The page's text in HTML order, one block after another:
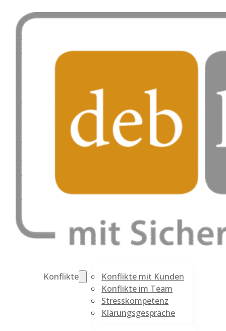
Konflikte
Konflikte mit Kunden
Konflikte im Team
Stresskompetenz
Klärungsgespräche